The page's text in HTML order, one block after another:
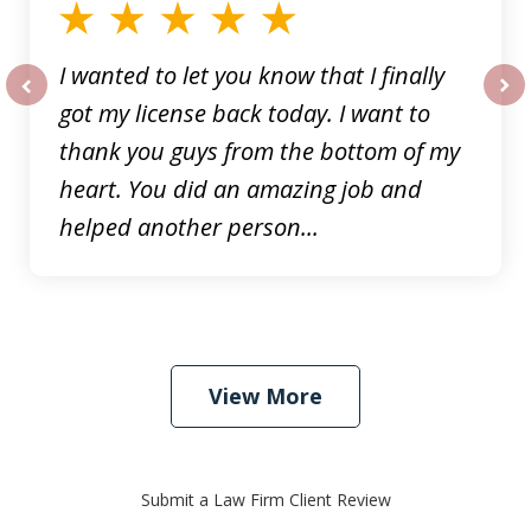
I wanted to let you know that I finally
got my license back today. I want to
thank you guys from the bottom of my
heart. You did an amazing job and
helped another person...
View More
Submit a Law Firm Client Review